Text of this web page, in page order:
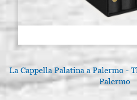
La Cappella Palatina a Palermo -
Palermo